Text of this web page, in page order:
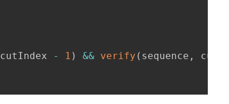
cutIndex - 1 ) && verify ( sequence ,